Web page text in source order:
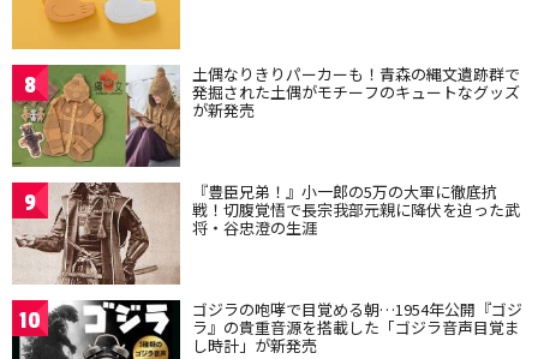
8 土偶なりきりパーカーも！青森の縄文遺跡群で
発掘された土偶がモチーフのキュートなグッズ
が新発売
9 『豊臣兄弟！』小一郎の5万の大軍に徹底抗
戦！切腹覚悟で長宗我部元親に降伏を迫った武
将・谷忠澄の生涯
10 ゴジラの咆哮で目覚める朝…1954年公開『ゴジ
ラ』の貴重音源を搭載した「ゴジラ音声目覚ま
し時計」が新発売